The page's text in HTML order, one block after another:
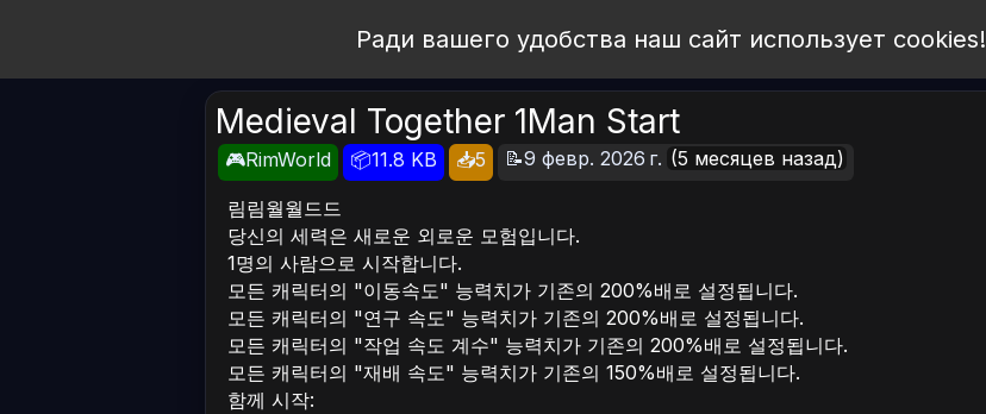
Ради вашего удобства наш сайт использует cookies!
Medieval Together 1Man Start
🎮RimWorld 📦11.8 KB 📥5 📝9 февр. 2026 г. (5 месяцев назад)
림림월월드드
당신의 세력은 새로운 외로운 모험입니다.
1명의 사람으로 시작합니다.
모든 캐릭터의 "이동속도" 능력치가 기존의 200%배로 설정됩니다.
모든 캐릭터의 "연구 속도" 능력치가 기존의 200%배로 설정됩니다.
모든 캐릭터의 "작업 속도 계수" 능력치가 기존의 200%배로 설정됩니다.
모든 캐릭터의 "재배 속도" 능력치가 기존의 150%배로 설정됩니다.
함께 시작: